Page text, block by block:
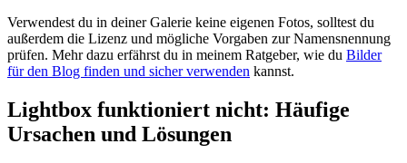
Verwendest du in deiner Galerie keine eigenen Fotos, solltest du
außerdem die Lizenz und mögliche Vorgaben zur Namensnennung
prüfen. Mehr dazu erfährst du in meinem Ratgeber, wie du Bilder
für den Blog finden und sicher verwenden kannst.
Lightbox funktioniert nicht: Häufige
Ursachen und Lösungen